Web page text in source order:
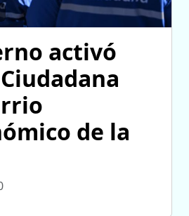
activó
de la